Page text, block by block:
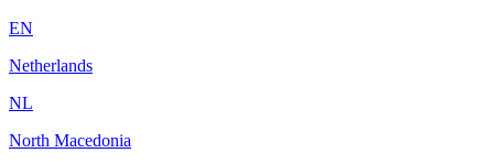
EN
Netherlands
NL
North Macedonia